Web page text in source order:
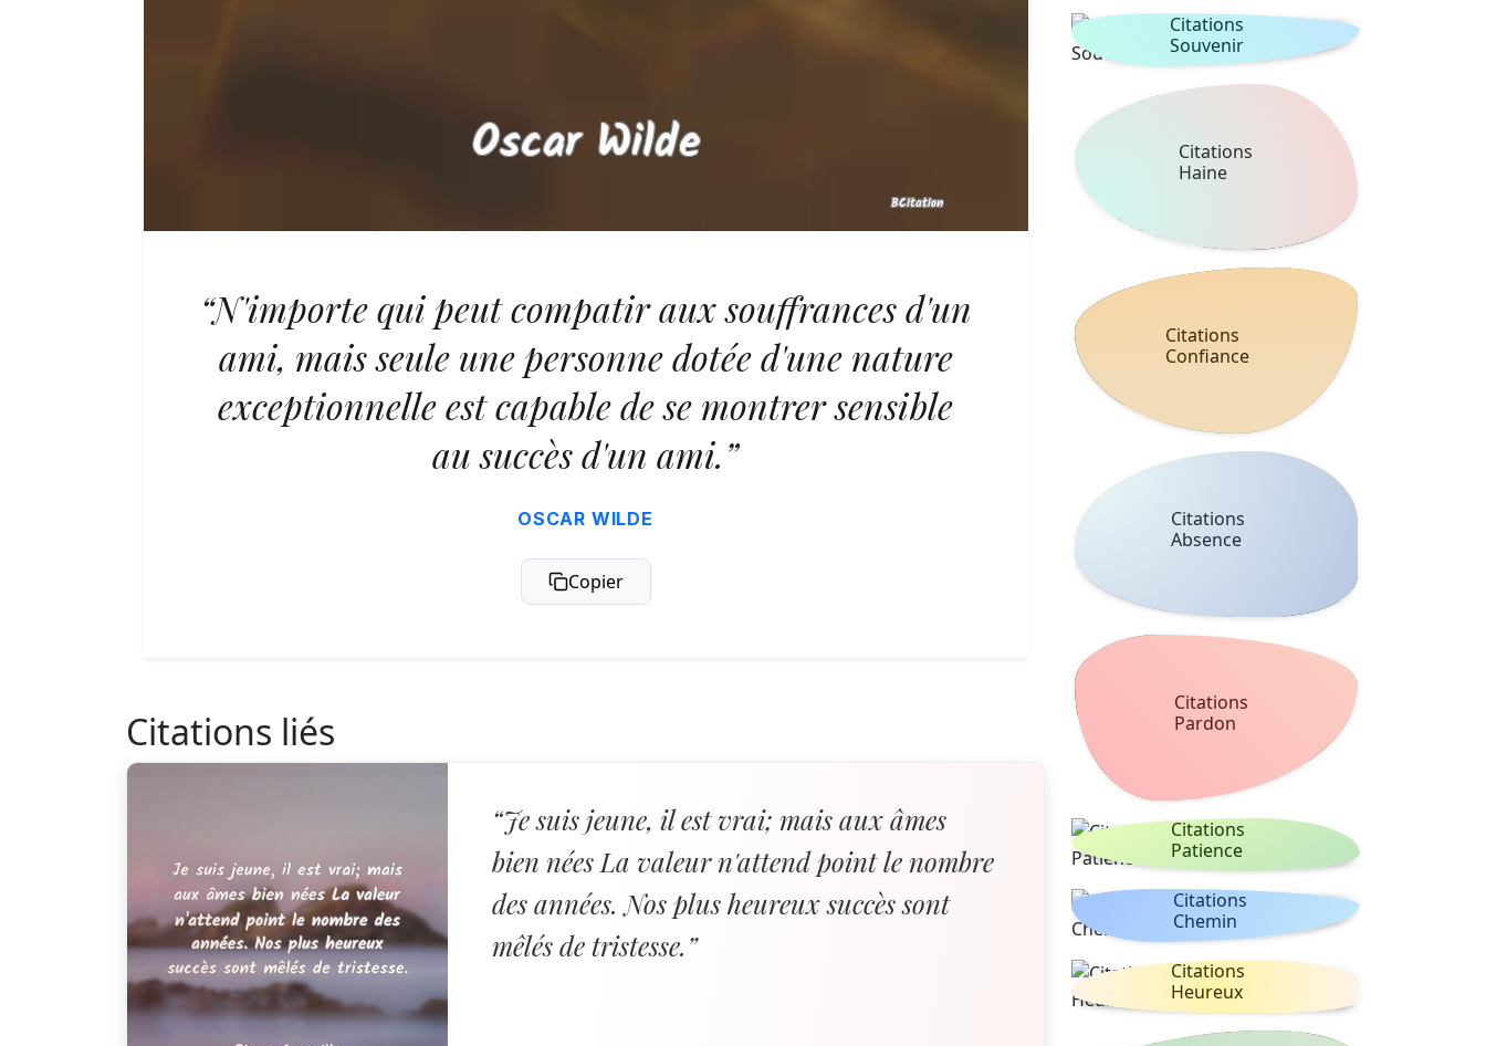
“N'importe qui peut compatir aux souffrances d'un
ami, mais seule une personne dotée d'une nature
exceptionnelle est capable de se montrer sensible
au succès d'un ami.”
OSCAR WILDE
Copier
Citations liés
“Je suis jeune, il est vrai; mais aux âmes
bien nées La valeur n'attend point le nombre
des années. Nos plus heureux succès sont
mêlés de tristesse.”
Citations
Souvenir
Citations
Haine
Citations
Confiance
Citations
Absence
Citations
Pardon
Citations
Patience
Citations
Chemin
Citations
Heureux